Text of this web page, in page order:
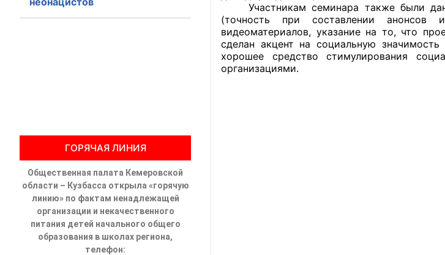
Совет ОП КО
Общественный штаб
Члены ОП КО
Участникам семинара также были
(точность при составлении анонсов
видеоматериалов, указание на то, что
сделан акцент на социальную
хорошее средство стимулирования
организациями.
ГОРЯЧАЯ ЛИНИЯ
Общественная палата Кемеровской
области – Кузбасса открыла «горячую
линию» по фактам ненадлежащей
организации и некачественного
питания детей начального общего
образования в школах региона,
телефон: